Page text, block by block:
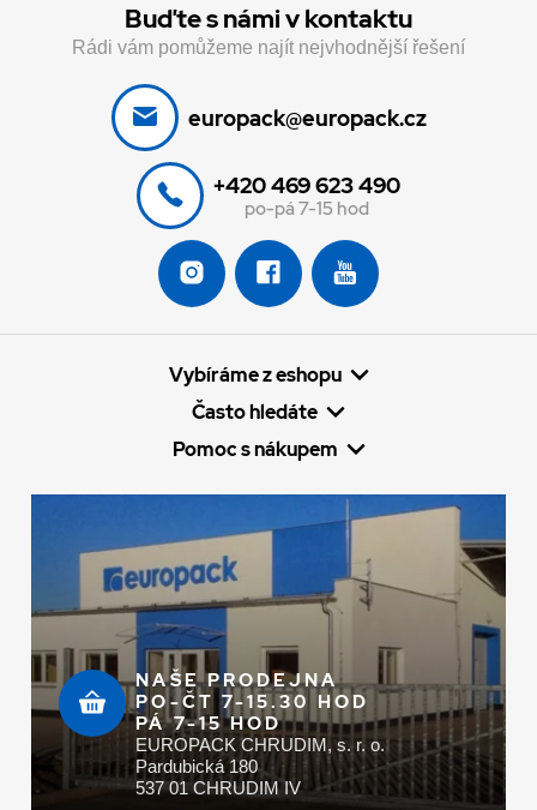
Buďte s námi v kontaktu
Rádi vám pomůžeme najít nejvhodnější řešení
europack@europack.cz
+420 469 623 490
po-pá 7-15 hod
Vybíráme z eshopu
Často hledáte
Pomoc s nákupem
NAŠE PRODEJNA
PO-ČT 7-15.30 HOD
PÁ 7-15 HOD
EUROPACK CHRUDIM, s. r. o.
Pardubická 180
537 01 CHRUDIM IV